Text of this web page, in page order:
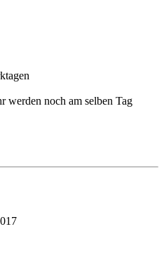
werden noch am selben Tag